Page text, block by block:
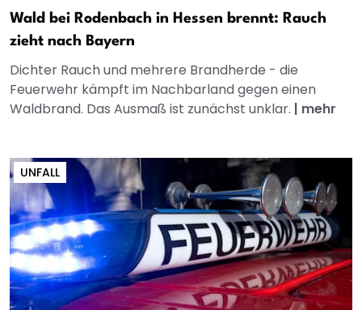
Wald bei Rodenbach in Hessen brennt: Rauch
zieht nach Bayern
Dichter Rauch und mehrere Brandherde - die
Feuerwehr kämpft im Nachbarland gegen einen
Waldbrand. Das Ausmaß ist zunächst unklar. | mehr
UNFALL